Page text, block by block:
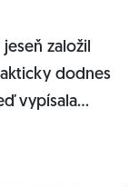
založil
dodnes
vypísala